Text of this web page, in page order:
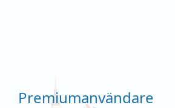
Premiumanvändare